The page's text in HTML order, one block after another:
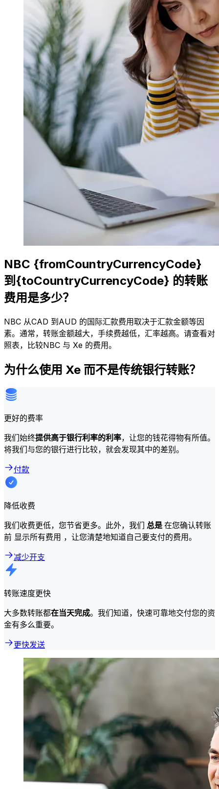
NBC {fromCountryCurrencyCode}
到{toCountryCurrencyCode} 的转账
费用是多少？
NBC 从CAD 到AUD 的国际汇款费用取决于汇款金额等因
素。通常，转账金额越大，手续费越低，汇率越高。请查看对
照表，比较NBC 与 Xe 的费用。
为什么使用 Xe 而不是传统银行转账？
更好的费率
我们始终提供高于银行利率的利率，让您的钱花得物有所值。
将我们与您的银行进行比较，就会发现其中的差别。
付款
降低收费
我们收费更低，您节省更多。此外，我们 总是在您确认转账
前 显示所有费用 ，让您清楚地知道自己要支付的费用。
减少开支
转账速度更快
大多数转账都在当天完成。我们知道，快速可靠地交付您的资
金有多么重要。
更快发送